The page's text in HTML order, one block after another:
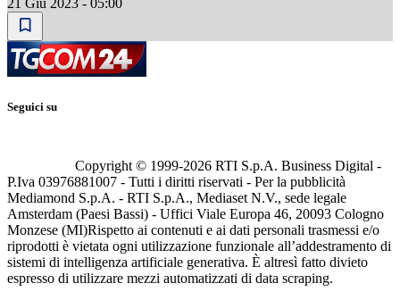
21 Giu 2023 - 05:00
Seguici su
Copyright © 1999-2026 RTI S.p.A. Business Digital -
P.Iva 03976881007 - Tutti i diritti riservati - Per la pubblicità
Mediamond S.p.A. - RTI S.p.A., Mediaset N.V., sede legale
Amsterdam (Paesi Bassi) - Uffici Viale Europa 46, 20093 Cologno
Monzese (MI)Rispetto ai contenuti e ai dati personali trasmessi e/o
riprodotti è vietata ogni utilizzazione funzionale all’addestramento di
sistemi di intelligenza artificiale generativa. È altresì fatto divieto
espresso di utilizzare mezzi automatizzati di data scraping.